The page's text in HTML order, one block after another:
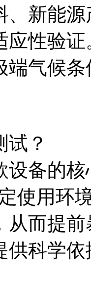
、新能
应性验
端气候
试？
设备的
使用环
从而提
供科学依